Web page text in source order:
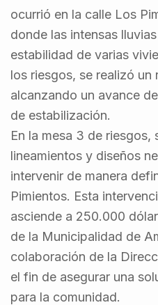
ocurrió en la calle Los
donde las intensas
estabilidad de varias
los riesgos, se realizó un
alcanzando un avance
de estabilización.
En la mesa 3 de riesgos,
lineamientos y diseños
intervenir de manera
Pimientos. Esta
asciende a 250.000
de la Municipalidad de
colaboración de la
el fin de asegurar una
para la comunidad.